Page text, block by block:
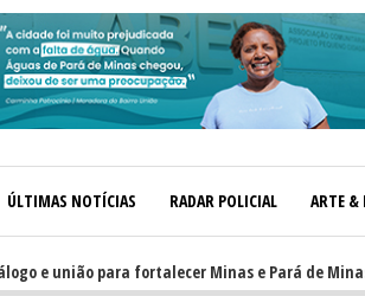
ÚLTIMAS NOTÍCIAS RADAR POLICIAL ARTE &
e união para fortalecer Minas e Pará de Minas;